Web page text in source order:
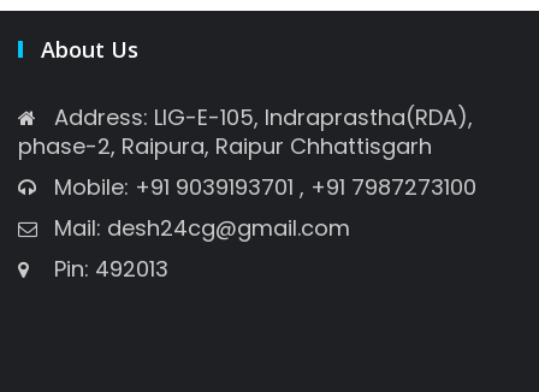
About Us
Address: LIG-E-105, Indraprastha(RDA),
phase-2, Raipura, Raipur Chhattisgarh
Mobile: +91 9039193701 , +91 7987273100
Mail: desh24cg@gmail.com
Pin: 492013